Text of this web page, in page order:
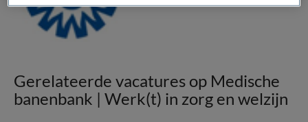
Gerelateerde vacatures op Medische
banenbank | Werk(t) in zorg en welzijn